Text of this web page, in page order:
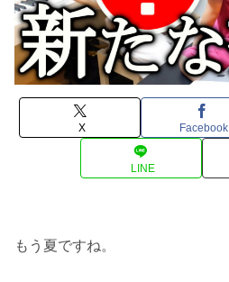
X Facebook
LINE
もう夏ですね。